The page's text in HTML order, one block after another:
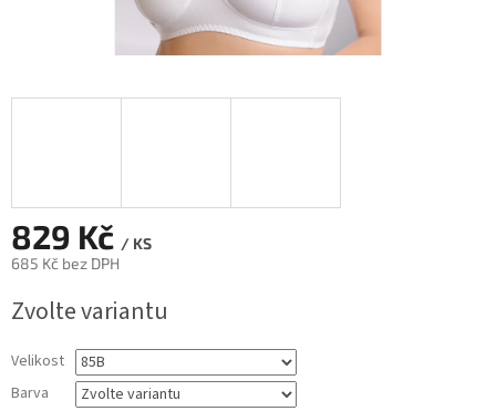
829 Kč / KS
685 Kč bez DPH
cena:
Zvolte variantu
Velikost
Barva